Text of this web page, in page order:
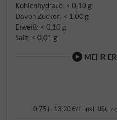
Kohlenhydrate: < 0,10 g
Davon Zucker: < 1,00 g
Eiweiß: < 0,10 g
Salz: < 0,01 g
MEHR
0,75 l · 13,20 €/l · inkl. USt,